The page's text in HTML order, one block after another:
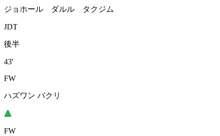
ジョホール ダルル タクジム
JDT
後半
43'
FW
ハズワン バクリ
FW